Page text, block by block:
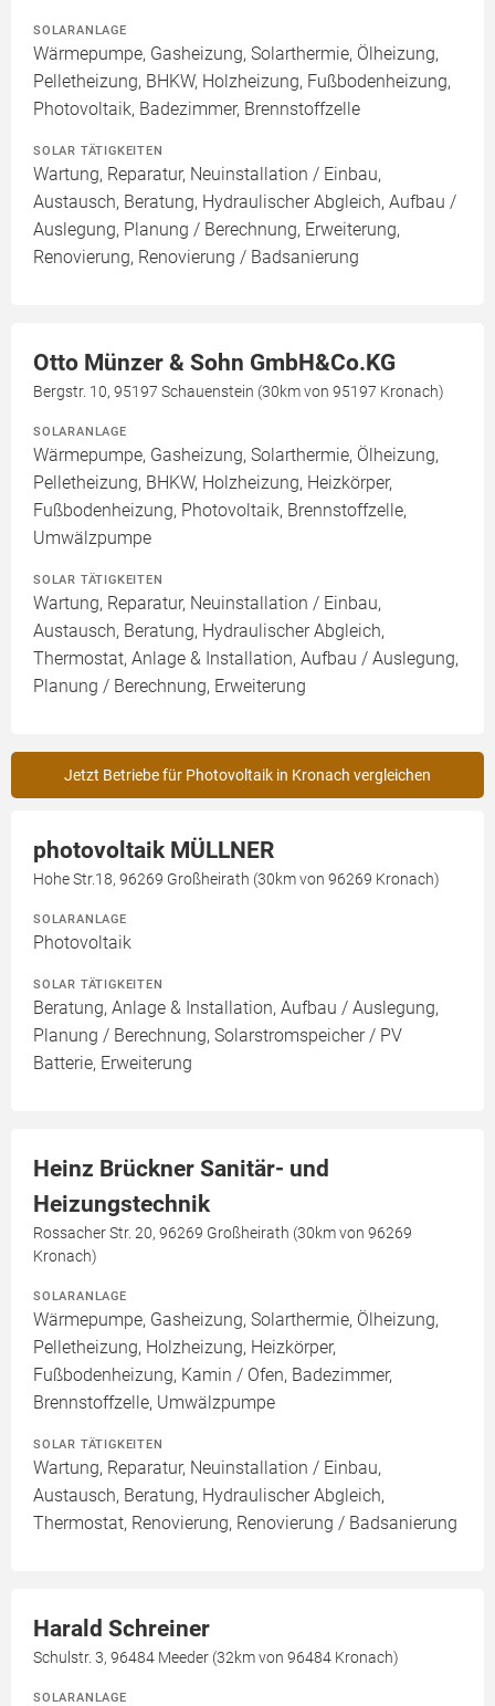
SOLARANLAGE
Wärmepumpe, Gasheizung, Solarthermie, Ölheizung,
Pelletheizung, BHKW, Holzheizung, Fußbodenheizung,
Photovoltaik, Badezimmer, Brennstoffzelle
SOLAR TÄTIGKEITEN
Wartung, Reparatur, Neuinstallation / Einbau,
Austausch, Beratung, Hydraulischer Abgleich, Aufbau /
Auslegung, Planung / Berechnung, Erweiterung,
Renovierung, Renovierung / Badsanierung
Otto Münzer & Sohn GmbH&Co.KG
Bergstr. 10, 95197 Schauenstein (30km von 95197 Kronach)
SOLARANLAGE
Wärmepumpe, Gasheizung, Solarthermie, Ölheizung,
Pelletheizung, BHKW, Holzheizung, Heizkörper,
Fußbodenheizung, Photovoltaik, Brennstoffzelle,
Umwälzpumpe
SOLAR TÄTIGKEITEN
Wartung, Reparatur, Neuinstallation / Einbau,
Austausch, Beratung, Hydraulischer Abgleich,
Thermostat, Anlage & Installation, Aufbau / Auslegung,
Planung / Berechnung, Erweiterung
Jetzt Betriebe für Photovoltaik in Kronach vergleichen
photovoltaik MÜLLNER
Hohe Str.18, 96269 Großheirath (30km von 96269 Kronach)
SOLARANLAGE
Photovoltaik
SOLAR TÄTIGKEITEN
Beratung, Anlage & Installation, Aufbau / Auslegung,
Planung / Berechnung, Solarstromspeicher / PV
Batterie, Erweiterung
Heinz Brückner Sanitär- und
Heizungstechnik
Rossacher Str. 20, 96269 Großheirath (30km von 96269
Kronach)
SOLARANLAGE
Wärmepumpe, Gasheizung, Solarthermie, Ölheizung,
Pelletheizung, Holzheizung, Heizkörper,
Fußbodenheizung, Kamin / Ofen, Badezimmer,
Brennstoffzelle, Umwälzpumpe
SOLAR TÄTIGKEITEN
Wartung, Reparatur, Neuinstallation / Einbau,
Austausch, Beratung, Hydraulischer Abgleich,
Thermostat, Renovierung, Renovierung / Badsanierung
Harald Schreiner
Schulstr. 3, 96484 Meeder (32km von 96484 Kronach)
SOLARANLAGE